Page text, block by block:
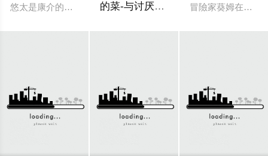
悠太是康介的好友，有一天他去康介家做客，和他一起享用了
的菜-与讨厌姐
冒險家葵姆在旅途